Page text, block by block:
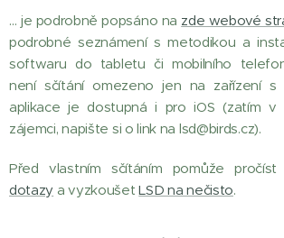
… je podrobně popsáno na zde webové
podrobné seznámení s metodikou a
softwaru do tabletu či mobilního
není sčítání omezeno jen na zařízení s
aplikace je dostupná i pro iOS (zatím v
zájemci, napište si o link na lsd@birds.cz).
Před vlastním sčítáním pomůže
dotazy a vyzkoušetLSD na nečisto.